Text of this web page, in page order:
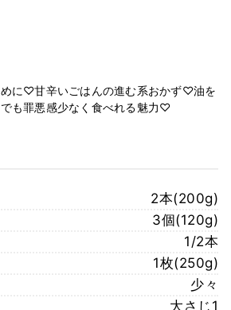
に♡甘辛いごはんの進む系おかず♡油を
も罪悪感少なく食べれる魅力♡
2本(200g)
3個(120g)
1/2本
1枚(250g)
少々
大さじ1